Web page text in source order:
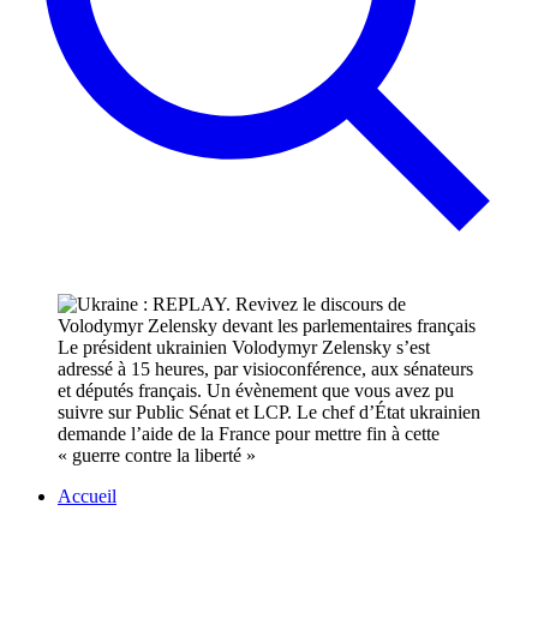
Le président ukrainien Volodymyr Zelensky s’est
adressé à 15 heures, par visioconférence, aux sénateurs
et députés français. Un évènement que vous avez pu
suivre sur Public Sénat et LCP. Le chef d’État ukrainien
demande l’aide de la France pour mettre fin à cette
« guerre contre la liberté »
Accueil